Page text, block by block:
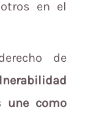
en el
de
une como